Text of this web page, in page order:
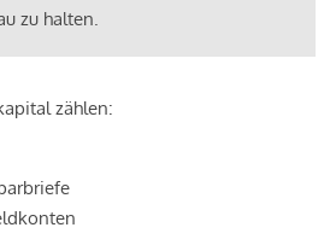
zu halten.
zählen: